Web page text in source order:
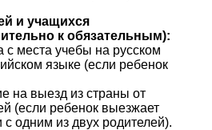
и учащихся
к обязательным):
с места учебы на русском
языке (если ребенок
на выезд из страны от
(если ребенок выезжает
с одним из двух родителей).